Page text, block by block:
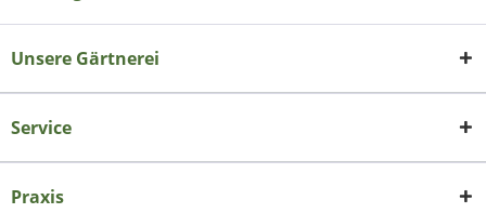
Unsere Gärtnerei
Service
Praxis